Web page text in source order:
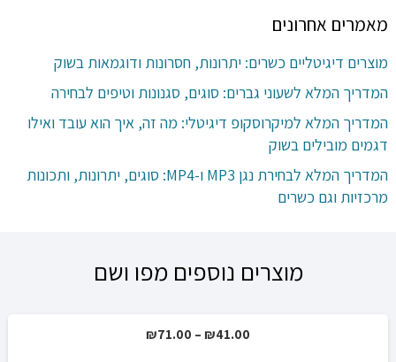
מאמרים אחרונים
מוצרים דיגיטליים כשרים: יתרונות, חסרונות ודוגמאות בשוק
המדריך המלא לשעוני גברים: סוגים, סגנונות וטיפים לבחירה
המדריך המלא למיקרוסקופ דיגיטלי: מה זה, איך הוא עובד ואילו
דגמים מובילים בשוק
המדריך המלא לבחירת נגן MP3 ו-MP4: סוגים, יתרונות, ותכונות
מרכזיות וגם כשרים
מוצרים נוספים מפו ושם
₪41.00
–
₪71.00